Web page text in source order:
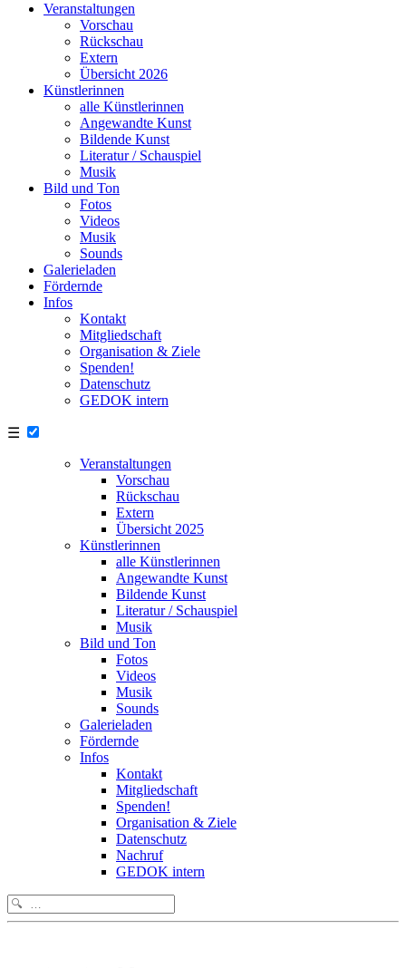
Veranstaltungen
Vorschau
Rückschau
Extern
Übersicht 2026
Künstlerinnen
alle Künstlerinnen
Angewandte Kunst
Bildende Kunst
Literatur / Schauspiel
Musik
Bild und Ton
Fotos
Videos
Musik
Sounds
Galerieladen
Fördernde
Infos
Kontakt
Mitgliedschaft
Organisation & Ziele
Spenden!
Datenschutz
GEDOK intern
☰
Veranstaltungen
Vorschau
Rückschau
Extern
Übersicht 2025
Künstlerinnen
alle Künstlerinnen
Angewandte Kunst
Bildende Kunst
Literatur / Schauspiel
Musik
Bild und Ton
Fotos
Videos
Musik
Sounds
Galerieladen
Fördernde
Infos
Kontakt
Mitgliedschaft
Spenden!
Organisation & Ziele
Datenschutz
Nachruf
GEDOK intern
Search
for: